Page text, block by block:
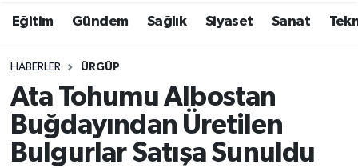
Eğitim Gündem Sağlık Siyaset Sanat
HABERLER ÜRGÜP
Ata Tohumu Albostan
Buğdayından Üretilen
Bulgurlar Satışa Sunuldu
Trafik Durumu
Süper Lig Puan Durumu ve Fikstür
Tüm Manşetler
Son Dakika Haberleri